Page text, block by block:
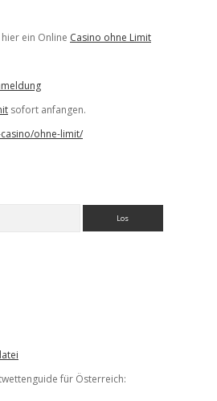
ein Online Casino ohne Limit
sofort anfangen.
ohne-limit/
für Österreich: